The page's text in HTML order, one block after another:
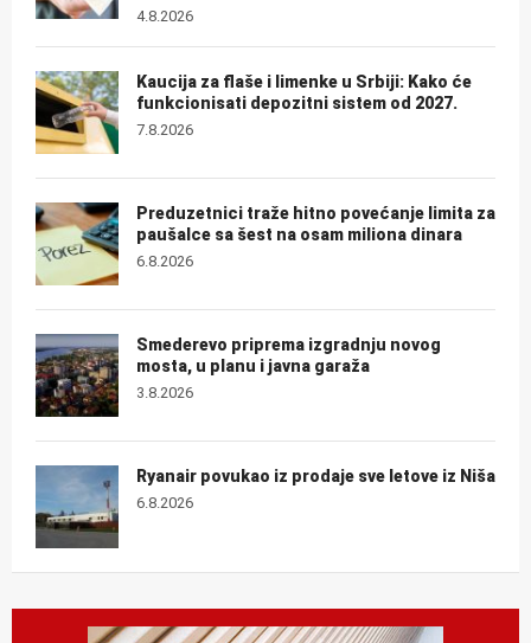
4.8.2026
Kaucija za flaše i limenke u Srbiji: Kako će
funkcionisati depozitni sistem od 2027.
7.8.2026
Preduzetnici traže hitno povećanje limita za
paušalce sa šest na osam miliona dinara
6.8.2026
Smederevo priprema izgradnju novog
mosta, u planu i javna garaža
3.8.2026
Ryanair povukao iz prodaje sve letove iz Niša
6.8.2026